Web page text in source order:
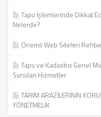
Tapu İşlemlerinde Dikkat
Nelerdir?
Önemli Web Siteleri
Tapu ve Kadastro Genel
Sunulan Hizmetler
TARIM ARAZİLERİNİN
YÖNETMELİK